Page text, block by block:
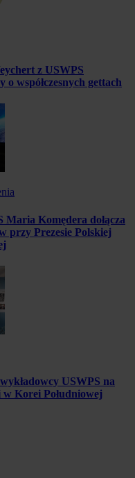
z USWPS
współczesnych gettach
Maria Komędera dołącza
przy Prezesie Polskiej
USWPS na
Korei Południowej